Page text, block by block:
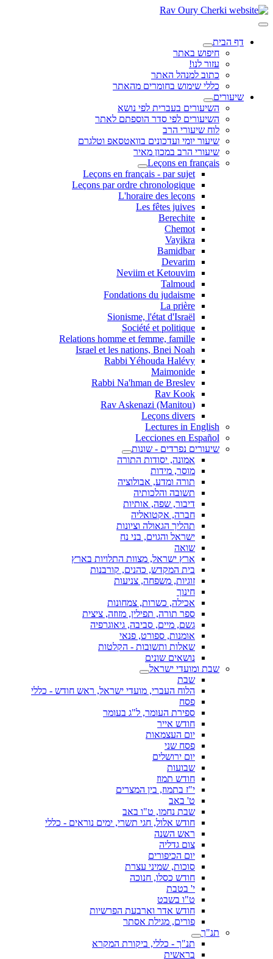
דף הבית
חיפוש באתר
עזור לנו!
כתוב למנהל האתר
כללי שימוש בחומרים מהאתר
שיעורים
השיעורים בעברית לפי נושא
השיעורים לפי סדר הוספתם לאתר
לוח שיעורי הרב
שיעור יומי ועדכונים בוואטסאפ וטלגרם
שיעורי הרב במכון מאיר
Leçons en français
Leçons en français - par sujet
Leçons par ordre chronologique
L'horaire des leçons
Les fêtes juives
Berechite
Chemot
Vayikra
Bamidbar
Devarim
Neviim et Ketouvim
Talmoud
Fondations du judaisme
La prière
Sionisme, l'état d'Israël
Société et politique
Relations homme et femme, famille
Israel et les nations, Bnei Noah
Rabbi Yéhouda Halévy
Maimonide
Rabbi Na'hman de Breslev
Rav Kook
(Rav Askenazi (Manitou
Leçons divers
Lectures in English
Lecciones en Español
שיעורים נפרדים - שונות
אמונה, יסודות התורה
מוסר, מידות
תורה ומדע, אבולוציה
תשובה והלכותיה
דיבור, שפה, אותיות
חברה, אקטואליה
תהליך הגאולה וציונות
ישראל והגוים, בני נח
שואה
ארץ ישראל, מצוות התלויות בארץ
בית המקדש, כהנים, קורבנות
זוגיות, משפחה, צניעות
חינוך
אכילה, כשרות, צמחונות
ספר תורה, תפילין, מזוזה, ציצית
גשם, מיים, סביבה, גיאוגרפיה
אומנות, ספורט, פנאי
שאלות ותשובות - הקלטות
נושאים שונים
שבת ומועדי ישראל
שבת
הלוח העברי, מועדי ישראל, ראש חודש - כללי
פסח
ספירת העומר, ל"ג בעומר
חודש אייר
יום העצמאות
פסח שני
יום ירושלים
שבועות
חודש תמוז
י"ז בתמוז, בין המצרים
ט' באב
שבת נחמו, ט"ו באב
חודש אלול, חגי תשרי, ימים נוראים - כללי
ראש השנה
צום גדליה
יום הכיפורים
סוכות, שמיני עצרת
חודש כסלו, חנוכה
י' בטבת
ט"ו בשבט
חודש אדר וארבעת הפרשיות
פורים, מגילת אסתר
תנ"ך
תנ"ך - כללי, ביקורת המקרא
בראשית